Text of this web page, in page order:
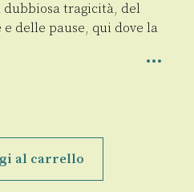
tragicità, del
delle pause, qui dove la
al carrello